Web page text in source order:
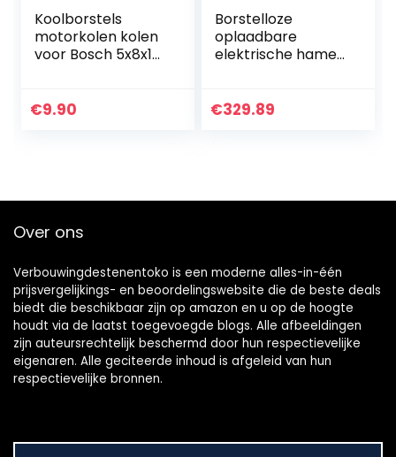
Koolborstels
motorkolen kolen
voor Bosch 5x8x15
680-2 RE/CSB 700
€9.90
Borstelloze
oplaadbare
elektrische hamer
multifunctionele
€329.89
Over ons
Verbouwingdestenentoko is een moderne alles-in-één
prijsvergelijkings- en beoordelingswebsite die de beste deals
biedt die beschikbaar zijn op amazon en u op de hoogte
houdt via de laatst toegevoegde blogs. Alle afbeeldingen
zijn auteursrechtelijk beschermd door hun respectievelijke
eigenaren. Alle geciteerde inhoud is afgeleid van hun
respectievelijke bronnen.